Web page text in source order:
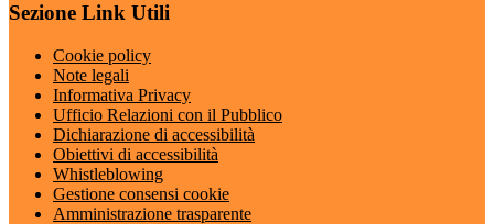
Sezione Link Utili
Cookie policy
Note legali
Informativa Privacy
Ufficio Relazioni con il Pubblico
Dichiarazione di accessibilità
Obiettivi di accessibilità
Whistleblowing
Gestione consensi cookie
Amministrazione trasparente